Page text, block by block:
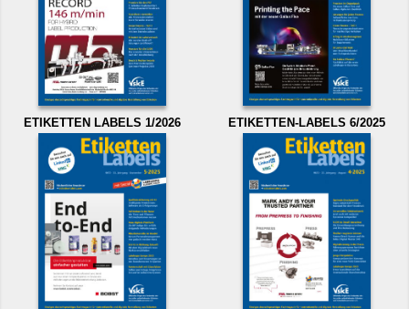
ETIKETTEN LABELS 1/2026 ETIKETTEN-LABELS 6/2025